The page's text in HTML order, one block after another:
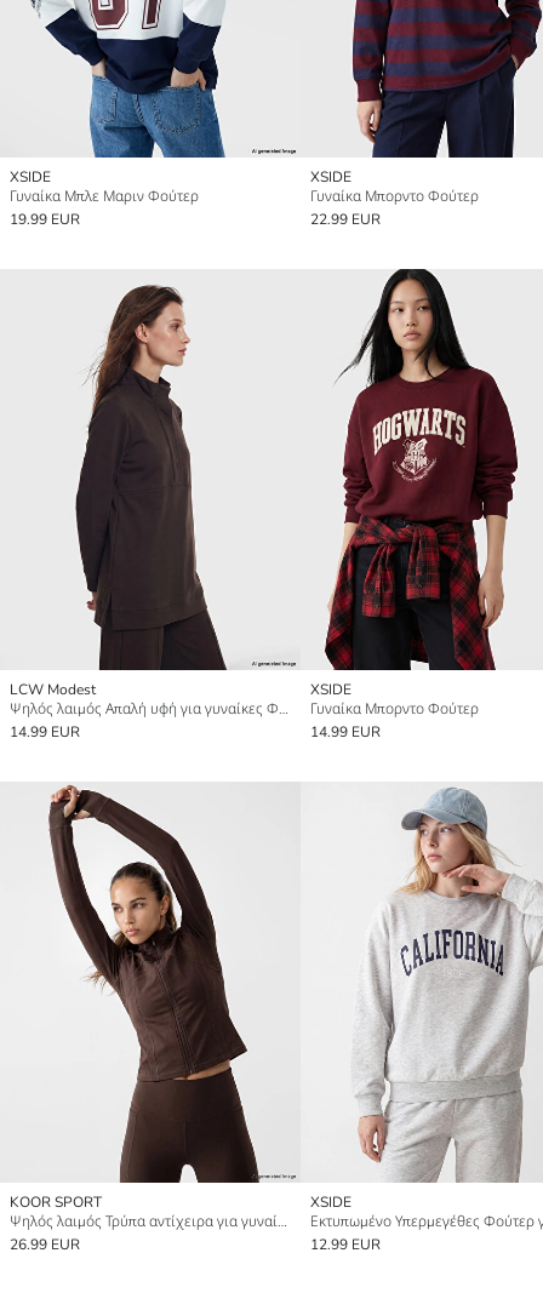
XSIDE
Γυναίκα Μπλε Μαριν Φούτερ
19.99 EUR
XSIDE
Γυναίκα Μπορντο Φούτερ
22.99 EUR
LCW Modest
Ψηλός λαιμός Απαλή υφή για γυναίκες Φούτερ Tunic
14.99 EUR
XSIDE
Γυναίκα Μπορντο Φούτερ
14.99 EUR
KOOR SPORT
Ψηλός λαιμός Τρύπα αντίχειρα για γυναίκες Φούτερ με φερμουάρ
26.99 EUR
XSIDE
12.99 EUR